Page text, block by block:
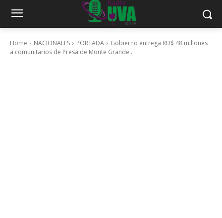
Home NACIONALES PORTADA
Gobierno entrega RD$ 48 millones
a comunitarios de Presa de Monte Grande...